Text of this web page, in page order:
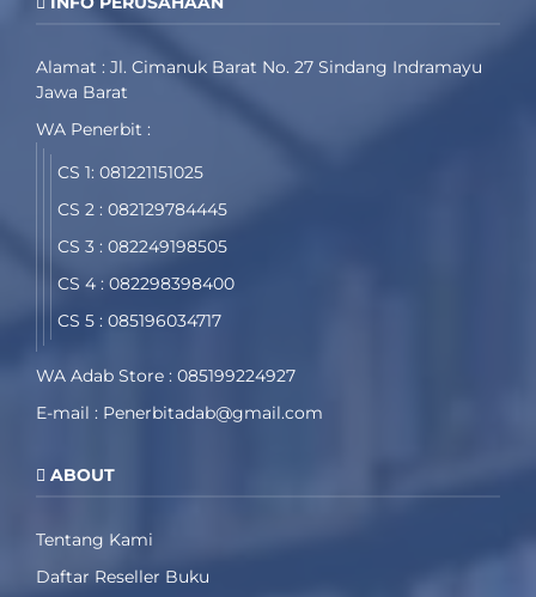
Alamat : Jl. Cimanuk Barat No. 27 Sindang Indramayu
Jawa Barat
WA Penerbit :
CS 1: 081221151025
CS 2 : 082129784445
CS 3 : 082249198505
CS 4 : 082298398400
CS 5 : 085196034717
WA Adab Store : 085199224927
E-mail : Penerbitadab@gmail.com
ABOUT
Tentang Kami
Daftar Reseller Buku